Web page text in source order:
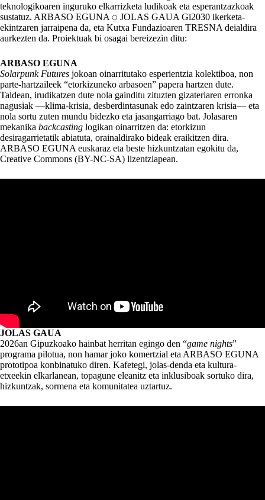
teknologikoaren inguruko elkarrizketa ludikoak eta esperantzazkoak
sustatuz. ARBASO EGUNA ⍜ JOLAS GAUA Gi2030 ikerketa-
ekintzaren jarraipena da, eta Kutxa Fundazioaren TRESNA deialdira
aurkezten da. Proiektuak bi osagai bereizezin ditu:
ARBASO EGUNA
Solarpunk Futures jokoan oinarritutako esperientzia kolektiboa, non
parte-hartzaileek “etorkizuneko arbasoen” papera hartzen dute.
Taldean, irudikatzen dute nola gainditu zituzten gizateriaren erronka
nagusiak —klima-krisia, desberdintasunak edo zaintzaren krisia— eta
nola sortu zuten mundu bidezko eta jasangarriago bat. Jolasaren
mekanika backcasting logikan oinarritzen da: etorkizun
desiragarrietatik abiatuta, orainaldirako bideak eraikitzen dira.
ARBASO EGUNA euskaraz eta beste hizkuntzatan egokitu da,
Creative Commons (BY-NC-SA) lizentziapean.
JOLAS GAUA
2026an Gipuzkoako hainbat herritan egingo den “game nights”
programa pilotua, non hamar joko komertzial eta ARBASO EGUNA
prototipoa konbinatuko diren. Kafetegi, jolas-denda eta kultura-
etxeekin elkarlanean, topagune eleanitz eta inklusiboak sortuko dira,
hizkuntzak, sormena eta komunitatea uztartuz.